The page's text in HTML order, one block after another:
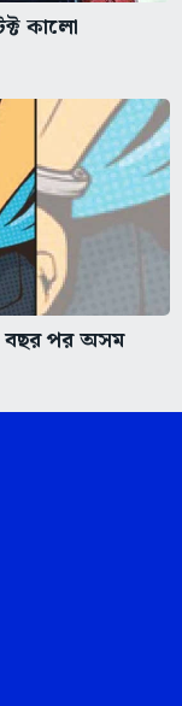
কালো
বছর পর অসম